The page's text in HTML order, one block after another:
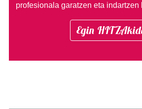
profesionala garatzen eta indartzen
Egin